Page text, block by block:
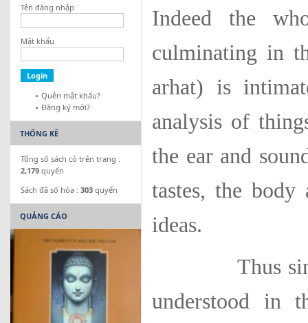
Indeed the
culminating in
arhat) is
analysis of
the ear and
tastes, the
ideas.
Thus since
understood in
Tên đăng nhập
Mật khẩu
Quên mật khẩu?
Đăng ký mới?
THỐNG KÊ
Tổng số sách có trên trang :
2,179 quyển
Sách đã số hóa : 303 quyển
QUẢNG CÁO